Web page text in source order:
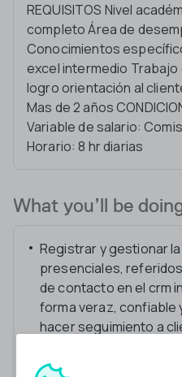
REQUISITOS Nivel
completo Área de
Conocimientos
excel intermedio
logro orientación al
Mas de 2 años
Variable de salario:
Horario: 8 hr diarias
What you’ll be
Registrar y gestionar
presenciales,
de contacto en el crm
forma veraz, confiable
hacer seguimiento a
se debe incluir